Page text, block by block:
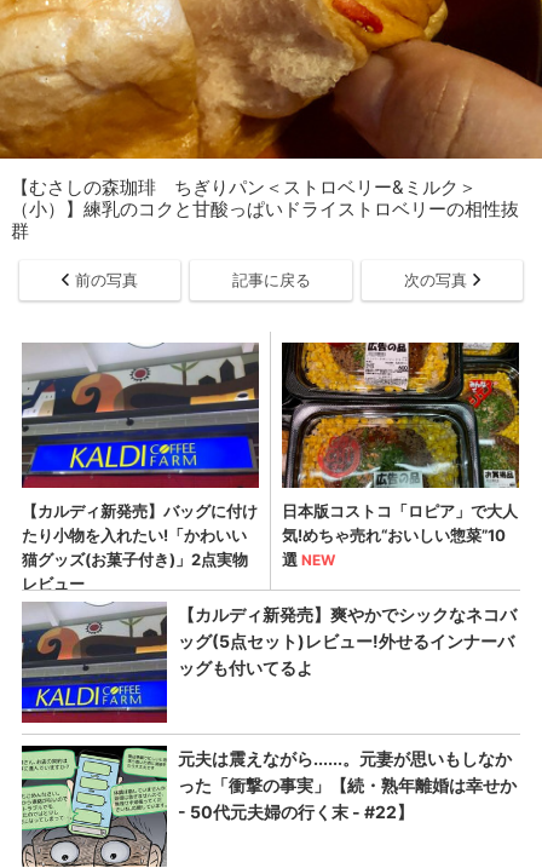
【むさしの森珈琲 ちぎりパン＜ストロベリー&ミルク＞
（小）】練乳のコクと甘酸っぱいドライストロベリーの相性抜
群
前の写真 記事に戻る 次の写真